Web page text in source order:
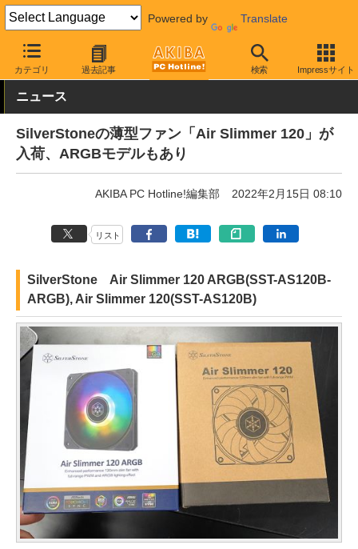
Powered by Translate
カテゴリ 過去記事 検索 Impressサイト
AKIBA PC Hotline! PCパーツ ファン関連製品 ケースファン
ニュース
SilverStoneの薄型ファン「Air Slimmer 120」が
入荷、ARGBモデルもあり
AKIBA PC Hotline!編集部 2022年2月15日 08:10
リスト
SilverStone Air Slimmer 120 ARGB(SST-AS120B-
ARGB), Air Slimmer 120(SST-AS120B)